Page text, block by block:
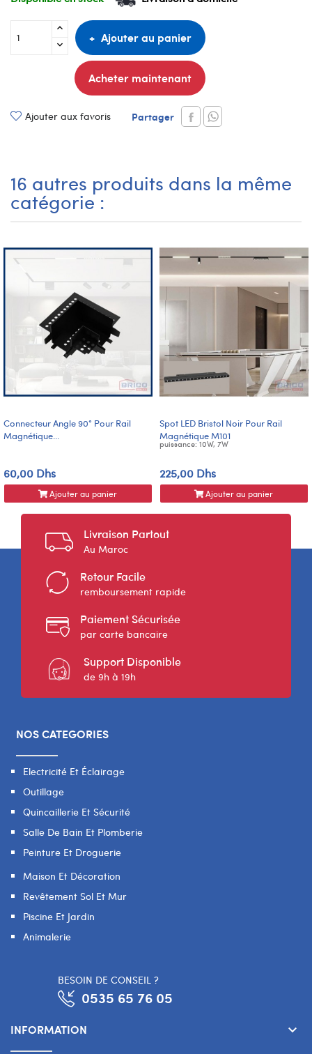
Ajouter au panier
Acheter maintenant
Ajouter aux favoris Partager
16 autres produits dans la même
catégorie :
Connecteur Angle 90° Pour Rail
Magnétique...
60,00 Dhs
Ajouter au panier
Spot LED Bristol Noir Pour Rail
Magnétique M101
puissance: 10W, 7W
225,00 Dhs
Ajouter au panier
Livraison Partout
Au Maroc
Retour Facile
remboursement rapide
Paiement Sécurisée
par carte bancaire
Support Disponible
de 9h à 19h
NOS CATEGORIES
Electricité Et Éclairage
Outillage
Quincaillerie Et Sécurité
Salle De Bain Et Plomberie
Peinture Et Droguerie
Maison Et Décoration
Revêtement Sol Et Mur
Piscine Et Jardin
Animalerie
BESOIN DE CONSEIL ?
0535 65 76 05
INFORMATION keyboard_arrow_down